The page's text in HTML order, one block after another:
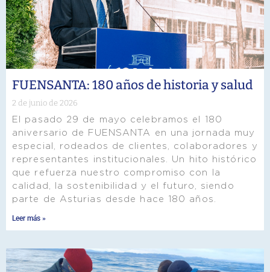
FUENSANTA: 180 años de historia y salud
2 de junio de 2026
El pasado 29 de mayo celebramos el 180
aniversario de FUENSANTA en una jornada muy
especial, rodeados de clientes, colaboradores y
representantes institucionales. Un hito histórico
que refuerza nuestro compromiso con la
calidad, la sostenibilidad y el futuro, siendo
parte de Asturias desde hace 180 años.
Leer más »